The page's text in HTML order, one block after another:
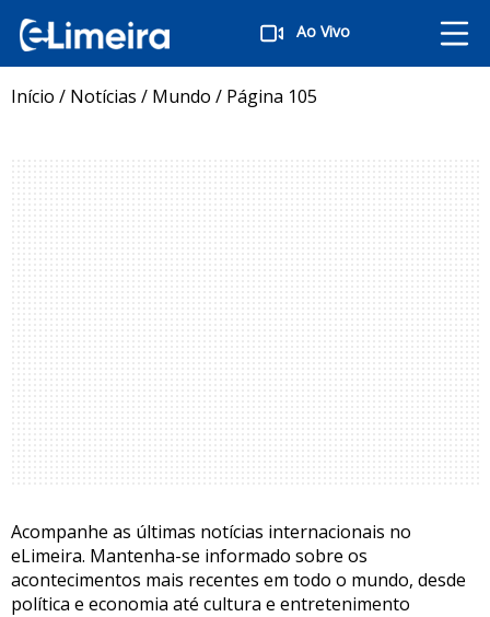
Ao Vivo
Início / Notícias / Mundo / Página 105
Acompanhe as últimas notícias internacionais no
eLimeira. Mantenha-se informado sobre os
acontecimentos mais recentes em todo o mundo, desde
política e economia até cultura e entretenimento